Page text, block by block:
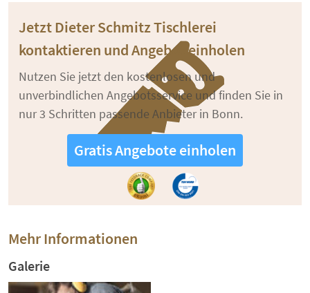
Jetzt Dieter Schmitz Tischlerei
kontaktieren und Angebot einholen
Nutzen Sie jetzt den kostenlosen und
unverbindlichen Angebotsservice und finden Sie in
nur 3 Schritten passende Anbieter in Bonn.
Gratis Angebote einholen
Mehr Informationen
Galerie